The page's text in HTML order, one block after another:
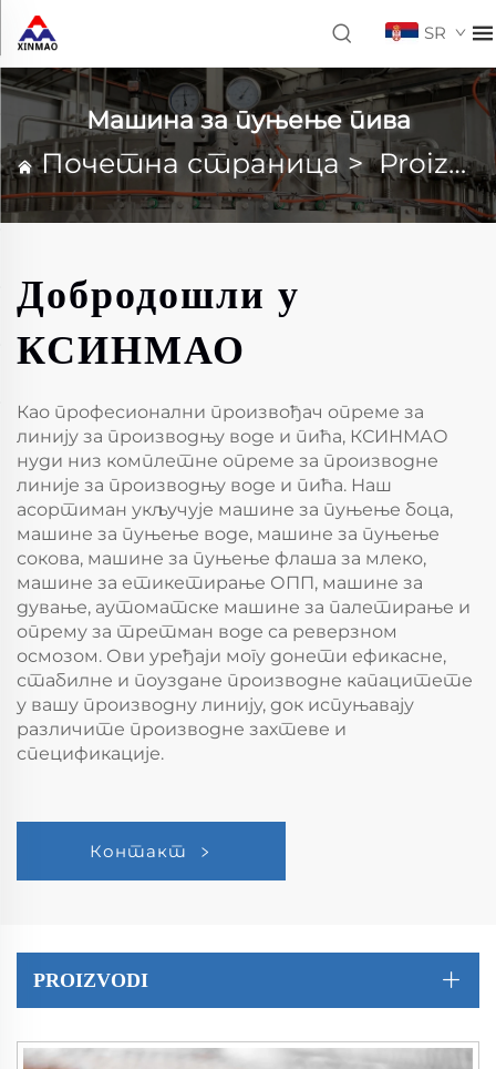
SR
Машина за пуњење пива
Почетна страница >Proizvodi
Добродошли у
КСИНМАО
Као професионални произвођач опреме за
линију за производњу воде и пића, КСИНМАО
нуди низ комплетне опреме за производне
линије за производњу воде и пића. Наш
асортиман укључује машине за пуњење боца,
машине за пуњење воде, машине за пуњење
сокова, машине за пуњење флаша за млеко,
машине за етикетирање ОПП, машине за
дување, аутоматске машине за палетирање и
опрему за третман воде са реверзном
осмозом. Ови уређаји могу донети ефикасне,
стабилне и поуздане производне капацитете
у вашу производну линију, док испуњавају
различите производне захтеве и
спецификације.
Контакт
PROIZVODI